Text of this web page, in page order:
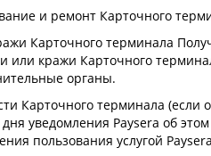
и ремонт Карточного
Карточного терминала
или кражи Карточного
органы.
Карточного терминала (если
уведомления Paysera об
пользования услугой